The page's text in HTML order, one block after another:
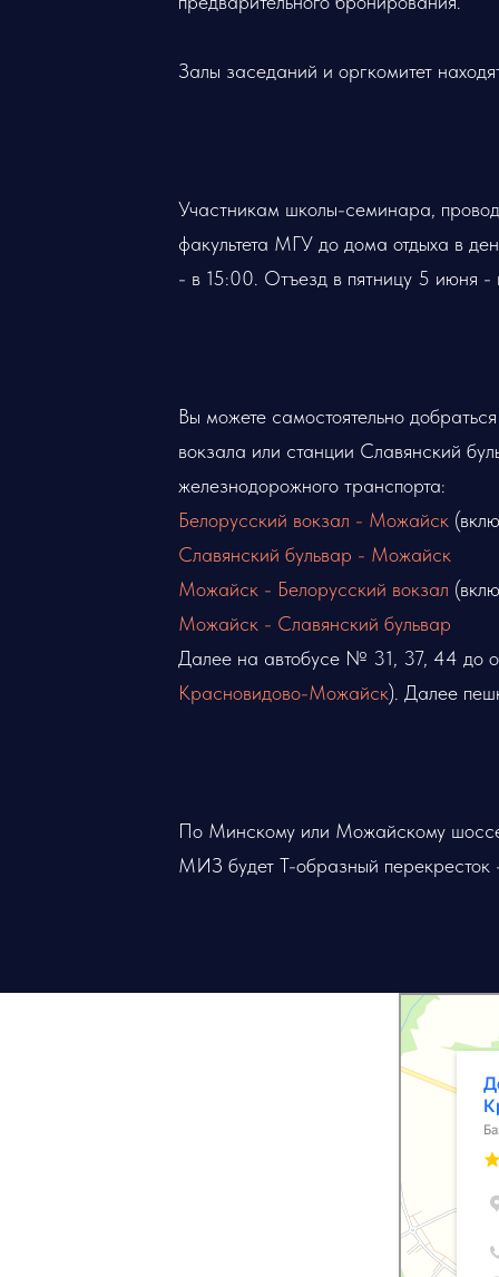
Залы заседаний и оргкомитет
Участникам школы-семинара,
факультета МГУ до дома отдыха в
- в 15:00. Отъезд в пятницу 5 июня -
Вы можете самостоятельно
вокзала или станции Славянский
железнодорожного транспорта:
Белорусский вокзал - Можайск
Славянский бульвар - Можайск
Можайск - Белорусский вокзал
Можайск - Славянский бульвар
Далее на автобусе № 31, 37, 44 до
Красновидово-Можайск). Далее
По Минскому или Можайскому
МИЗ будет Т-образный перекресток
МГУ им. М. В.
База, дом